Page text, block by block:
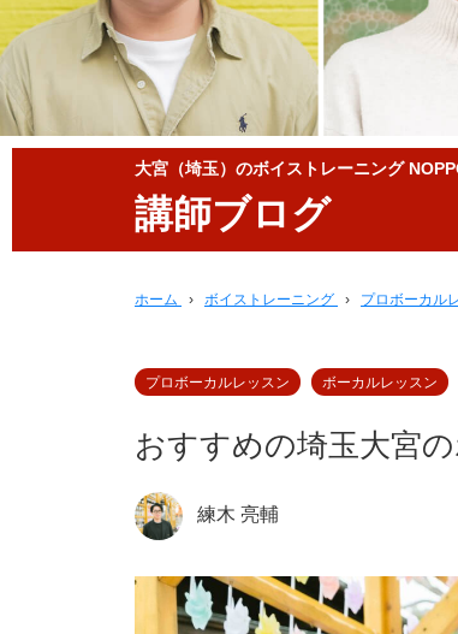
大宮（埼玉）のボイストレーニング
講師ブログ
ホーム › ボイストレーニング › プロボーカル
プロボーカルレッスン ボーカルレッスン
おすすめの埼玉大宮
練木 亮輔